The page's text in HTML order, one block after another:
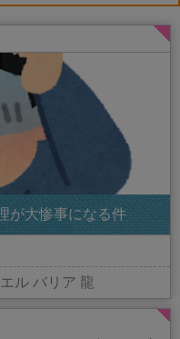
が大惨事になる件
ル バリア 龍